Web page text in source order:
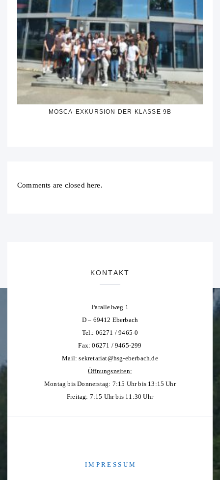
MOSCA-EXKURSION DER KLASSE 9B
Comments are closed here.
KONTAKT
Parallelweg 1
D – 69412 Eberbach
Tel.: 06271 / 9465-0
Fax: 06271 / 9465-299
Mail:sekretariat@hsg-eberbach.de
Öffnungszeiten:
Montag bis Donnerstag: 7:15 Uhr bis 13:15 Uhr
Freitag: 7:15 Uhr bis 11:30 Uhr
I M P R E S S U M